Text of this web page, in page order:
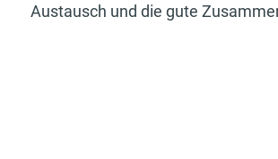
Austausch und die gute